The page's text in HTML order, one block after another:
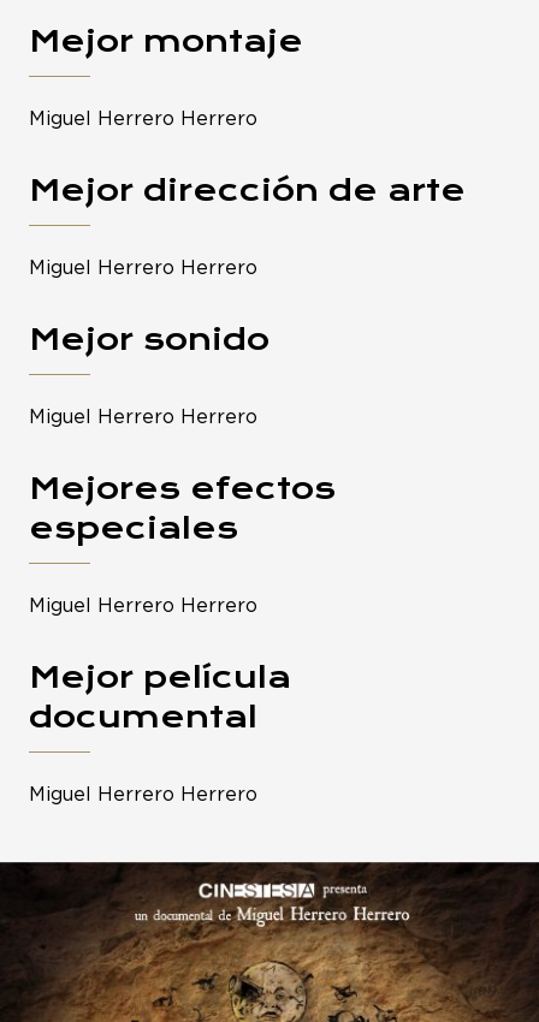
Mejor montaje
Miguel Herrero Herrero
Mejor dirección de arte
Miguel Herrero Herrero
Mejor sonido
Miguel Herrero Herrero
Mejores efectos
especiales
Miguel Herrero Herrero
Mejor película
documental
Miguel Herrero Herrero